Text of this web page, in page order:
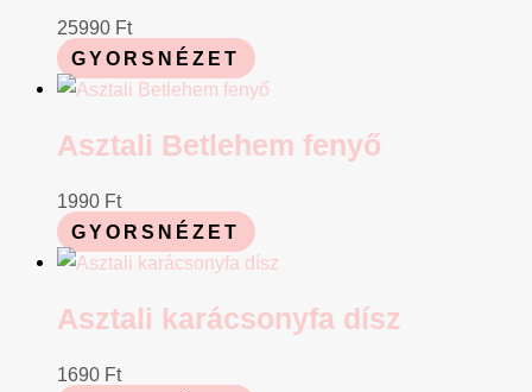
25990 Ft
GYORSNÉZET
Asztali Betlehem fenyő
1990 Ft
GYORSNÉZET
Asztali karácsonyfa dísz
1690 Ft